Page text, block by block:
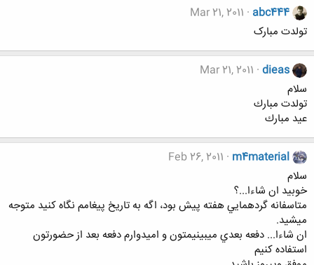
abc444
Mar 21, 2011
تولدت مبارک
dieas
Mar 21, 2011
سلام
تولدت مبارك
عيد مبارك
m4material
Feb 26, 2011
سلام
خوبيد ان شاءا...؟
متاسفانه گردهمايي هفته پيش بود، اگه به تاريخ پيغامم نگاه كنيد متوجه
ميشيد.
ان شاءا... دفعه بعدي ميبينيمتون و اميدوارم دفعه بعد از حضورتون
استفاده كنيم